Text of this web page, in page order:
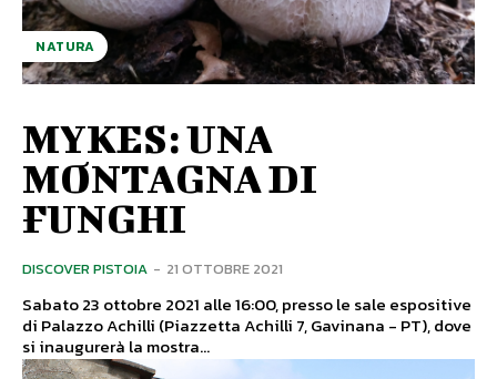
NATURA
MYKES: UNA
MONTAGNA DI
FUNGHI
DISCOVER PISTOIA - 21 OTTOBRE 2021
Sabato 23 ottobre 2021 alle 16:00, presso le sale espositive
di Palazzo Achilli (Piazzetta Achilli 7, Gavinana - PT), dove
si inaugurerà la mostra...